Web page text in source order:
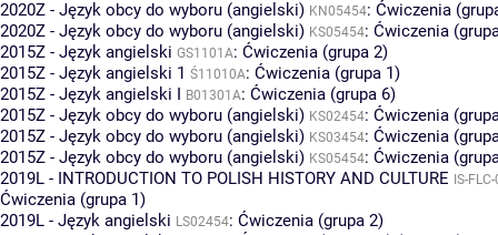
2020Z - Język obcy do wyboru (angielski) KN05454: Ćwiczenia
2020Z - Język obcy do wyboru (angielski) KS05454: Ćwiczenia
2015Z - Język angielski GS1101A: Ćwiczenia (grupa 2)
2015Z - Język angielski 1 Ś11010A: Ćwiczenia (grupa 1)
2015Z - Język angielski I B01301A: Ćwiczenia (grupa 6)
2015Z - Język obcy do wyboru (angielski) KS02454: Ćwiczenia
2015Z - Język obcy do wyboru (angielski) KS03454: Ćwiczenia
2015Z - Język obcy do wyboru (angielski) KS05454: Ćwiczenia
2019L - INTRODUCTION TO POLISH HISTORY AND CULTURE IS-
Ćwiczenia (grupa 1)
2019L - Język angielski LS02454: Ćwiczenia (grupa 2)